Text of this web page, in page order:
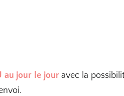
au jour le jouravec la